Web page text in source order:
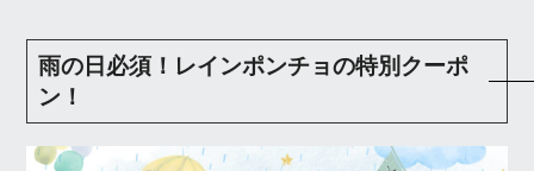
雨の日必須！レインポンチョの特別クーポ
ン！